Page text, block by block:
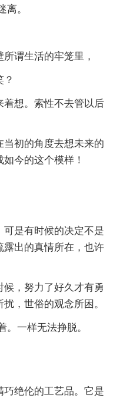
离。
谓生活的牢笼里，
？
着想。索性不去管以后
初的角度去想未来的
今的这个模样！
是有时候的决定不是
露出的真情所在，也许
，努力了好久才有勇
，世俗的观念所困。
。一样无法挣脱。
绝伦的工艺品。它是